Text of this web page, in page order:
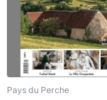
Pays du Perche